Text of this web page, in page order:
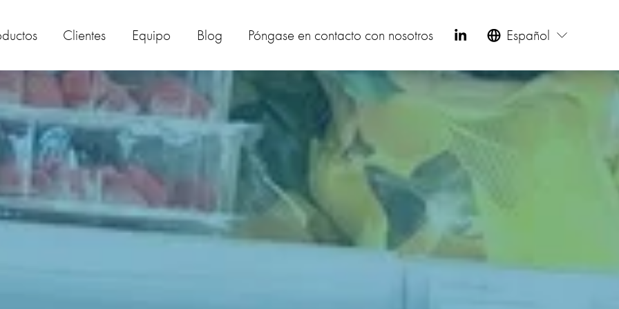
Clientes Equipo Blog Póngase en contacto con nosotros Español